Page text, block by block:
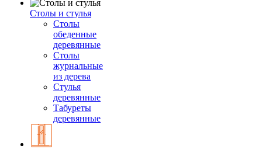
Столы и стулья
Столы
обеденные
деревянные
Столы
журнальные
из дерева
Стулья
деревянные
Табуреты
деревянные